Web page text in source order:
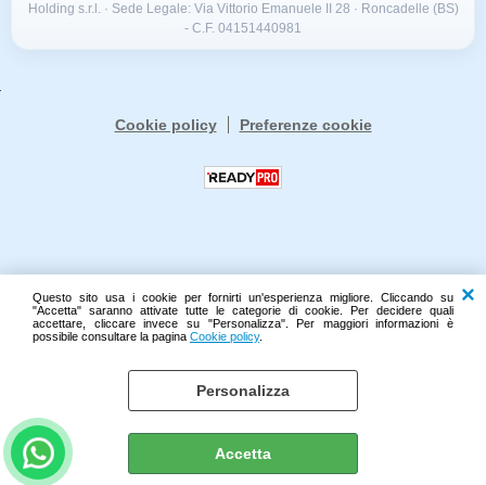
Questo sito usa i cookie per fornirti un'esperienza migliore. Cliccando su
"Accetta" saranno attivate tutte le categorie di cookie. Per decidere quali
accettare, cliccare invece su "Personalizza". Per maggiori informazioni è
possibile consultare la pagina Cookie policy.
Personalizza
Accetta
Holding s.r.l. · Sede Legale: Via Vittorio Emanuele II 28 · Roncadelle (BS)
- C.F. 04151440981
Cookie policy Preferenze cookie